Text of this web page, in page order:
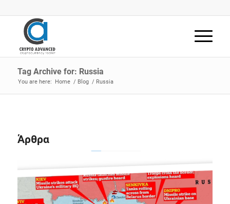
Tag Archive for: Russia
You are here: Home / Blog / Russia
Άρθρα